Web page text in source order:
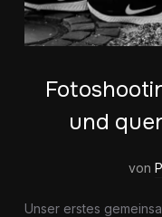
und
von
Unser erstes